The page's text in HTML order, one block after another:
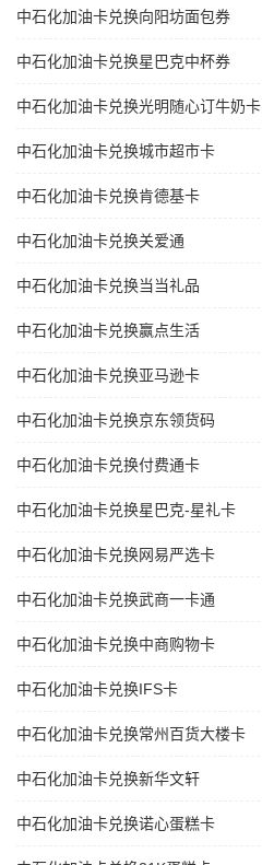
中石化加油卡兑换向阳坊面包券
中石化加油卡兑换星巴克中杯券
中石化加油卡兑换光明随心订牛奶卡
中石化加油卡兑换城市超市卡
中石化加油卡兑换肯德基卡
中石化加油卡兑换关爱通
中石化加油卡兑换当当礼品
中石化加油卡兑换赢点生活
中石化加油卡兑换亚马逊卡
中石化加油卡兑换京东领货码
中石化加油卡兑换付费通卡
中石化加油卡兑换星巴克-星礼卡
中石化加油卡兑换网易严选卡
中石化加油卡兑换武商一卡通
中石化加油卡兑换中商购物卡
中石化加油卡兑换IFS卡
中石化加油卡兑换常州百货大楼卡
中石化加油卡兑换新华文轩
中石化加油卡兑换诺心蛋糕卡